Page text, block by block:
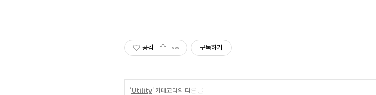
공감 구독하기
'Utility' 카테고리의 다른 글